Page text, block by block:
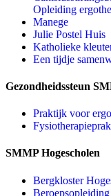
Opleiding
Manege
Julie Postel Huis
Katholieke
Een tijdje
Gezondheidssteun
Praktijk voor
SMMP Hogescholen
Bergkloster